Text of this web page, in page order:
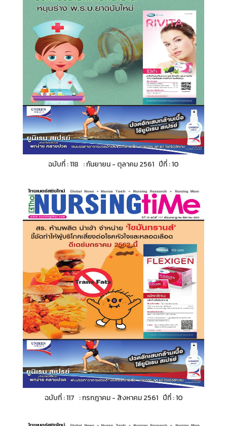
ฉบับที่ : 118 : กันยายน - ตุลาคม 2561 ปีที่ : 10
ฉบับที่ : 117 : กรกฎาคม - สิงหาคม 2561 ปีที่ : 10